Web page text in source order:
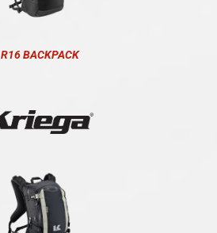
R16 BACKPACK